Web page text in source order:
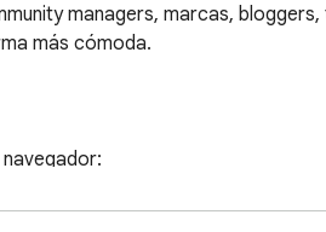
managers, marcas, bloggers,
más cómoda.